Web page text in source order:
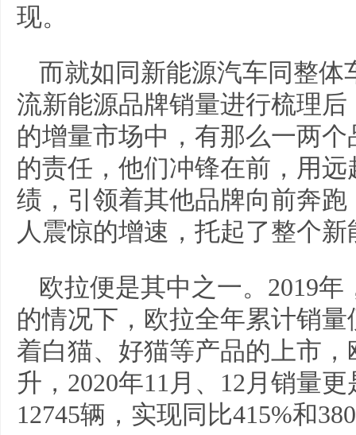
现。
而就如同新能源汽车同整体
流新能源品牌销量进行梳理
的增量市场中，有那么一两
的责任，他们冲锋在前，用
绩，引领着其他品牌向前奔
人震惊的增速，托起了整个
欧拉便是其中之一。2019
的情况下，欧拉全年累计销
着白猫、好猫等产品的上市
升，2020年11月、12月销量
12745辆，实现同比415%和